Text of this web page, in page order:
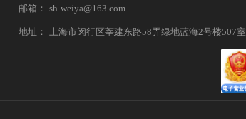
邮箱： sh-weiya@163.com
地址： 上海市闵行区莘建东路58弄绿地蓝海2号楼507室